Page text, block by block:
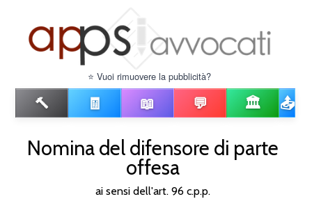
⭐ Vuoi rimuovere la pubblicità?
🔨 🧾 📖 💬 🏛️ 📤
Nomina del difensore di parte
offesa
ai sensi dell'art. 96 c.p.p.